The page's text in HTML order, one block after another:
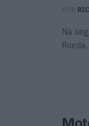
Na